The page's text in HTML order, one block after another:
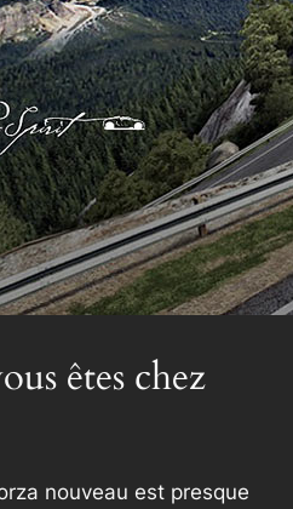
êtes chez
nouveau est presque